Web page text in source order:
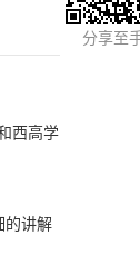
分享至
西高学
的讲解